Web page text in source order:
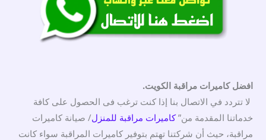
افضل كاميرات مراقبة الكويت.
لا تتردد في الاتصال بنا إذا كنت ترغب فى الحصول على كافة
خدماتنا المقدمة من”كاميرات مراقبة للمنزل/ صيانة كاميرات
مراقبة، حيث أن شركتنا تهتم بتوفير كاميرات المراقبة سواء كانت